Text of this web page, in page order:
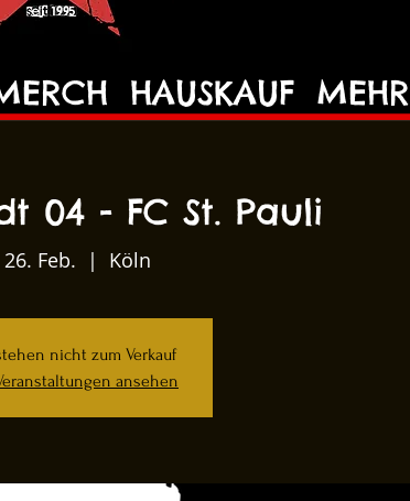
HAUSKAUF MEHR
04 - FC St. Pauli
26. Feb.
  |
Köln
nicht zum Verkauf
ansehen